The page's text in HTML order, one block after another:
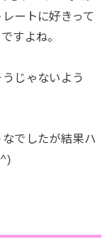
ートに好きって
すよね。
じゃないよう
でしたが結果ハ